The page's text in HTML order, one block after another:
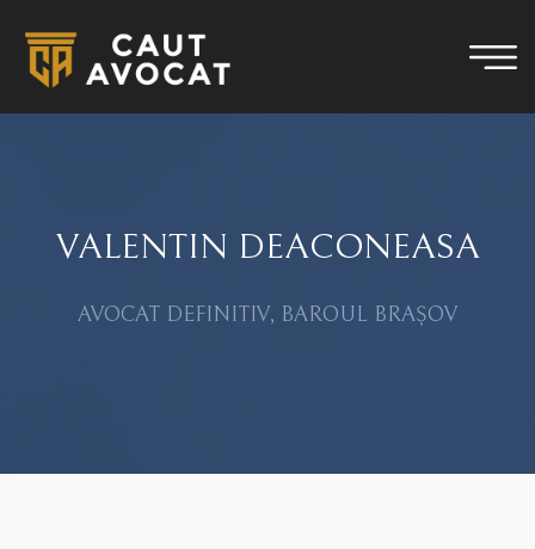
VALENTIN DEACONEASA
AVOCAT DEFINITIV, BAROUL BRAȘOV